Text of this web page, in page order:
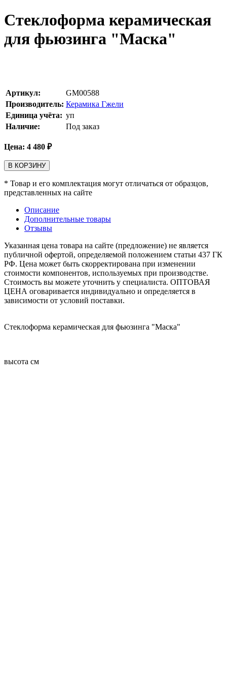
Стеклоформа керамическая
для фьюзинга "Маска"
Артикул:
GM00588
Производитель: Керамика Гжели
Единица учёта: уп
Наличие:
Под заказ
Цена: 4 480 ₽
В КОРЗИНУ
* Товар и его комплектация могут отличаться от образцов,
представленных на сайте
Описание
Дополнительные товары
Отзывы
Указанная цена товара на сайте (предложение) не является
публичной офертой, определяемой положением статьи 437 ГК
РФ. Цена может быть скорректирована при изменении
стоимости компонентов, используемых при производстве.
Стоимость вы можете уточнить у специалиста. ОПТОВАЯ
ЦЕНА оговаривается индивидуально и определяется в
зависимости от условий поставки.
Стеклоформа керамическая для фьюзинга "Маска"
высота см